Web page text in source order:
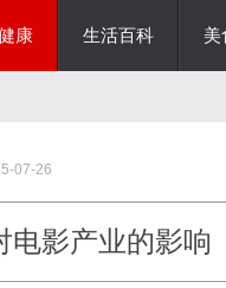
康 生活百科 美
07-26
电影产业的影响